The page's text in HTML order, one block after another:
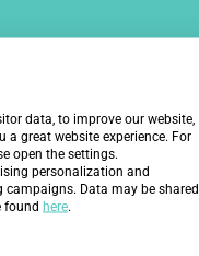
data, to improve our website,
a great website experience. For
open the settings.
personalization and
Data may be shared
found here.